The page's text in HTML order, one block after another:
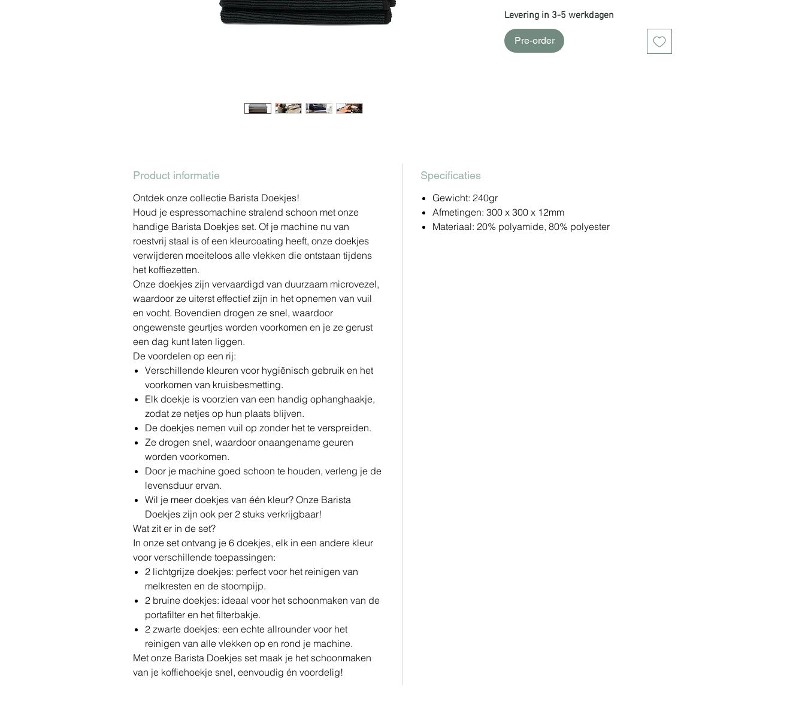
Levering in 3-5 werkdagen
Pre-order
Product informatie
Ontdek onze collectie Barista Doekjes!
Houd je espressomachine stralend schoon met onze
handige Barista Doekjes set. Of je machine nu van
roestvrij staal is of een kleurcoating heeft, onze doekjes
verwijderen moeiteloos alle vlekken die ontstaan tijdens
het koffiezetten.
Onze doekjes zijn vervaardigd van duurzaam microvezel,
waardoor ze uiterst effectief zijn in het opnemen van vuil
en vocht. Bovendien drogen ze snel, waardoor
ongewenste geurtjes worden voorkomen en je ze gerust
een dag kunt laten liggen.
De voordelen op een rij:
Verschillende kleuren voor hygiënisch gebruik en het
voorkomen van kruisbesmetting.
Elk doekje is voorzien van een handig ophanghaakje,
zodat ze netjes op hun plaats blijven.
De doekjes nemen vuil op zonder het te verspreiden.
Ze drogen snel, waardoor onaangename geuren
worden voorkomen.
Door je machine goed schoon te houden, verleng je de
levensduur ervan.
Wil je meer doekjes van één kleur? Onze Barista
Doekjes zijn ook per 2 stuks verkrijgbaar!
Wat zit er in de set?
In onze set ontvang je 6 doekjes, elk in een andere kleur
voor verschillende toepassingen:
2 lichtgrijze doekjes: perfect voor het reinigen van
melkresten en de stoompijp.
2 bruine doekjes: ideaal voor het schoonmaken van de
portafilter en het filterbakje.
2 zwarte doekjes: een echte allrounder voor het
reinigen van alle vlekken op en rond je machine.
Met onze Barista Doekjes set maak je het schoonmaken
van je koffiehoekje snel, eenvoudig én voordelig!
Specificaties
Gewicht: 240gr
Afmetingen: 300 x 300 x 12mm
Materiaal: 20% polyamide, 80% polyester